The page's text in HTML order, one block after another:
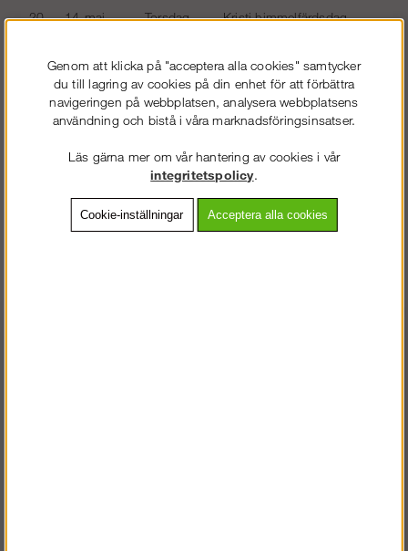
20 14-maj Torsdag Kristi himmelfärdsdag
24-dec Torsdag
Julafton
25-dec Fredag Juldagen
Övriga helgfria vardagar ordinarie öppettider om inget annat anges.
Kontaktformulär
Genom att klicka på "acceptera alla cookies" samtycker
du till lagring av cookies på din enhet för att förbättra
navigeringen på webbplatsen, analysera webbplatsens
användning och bistå i våra marknadsföringsinsatser.
Läs gärna mer om vår hantering av cookies i vår
integritetspolicy.
Cookie-inställningar Acceptera alla cookies